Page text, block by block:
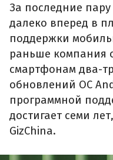
За последние
далеко вперед в
поддержки
раньше компания
смартфонам два-
обновлений ОС
программной
достигает семи
GizChina.